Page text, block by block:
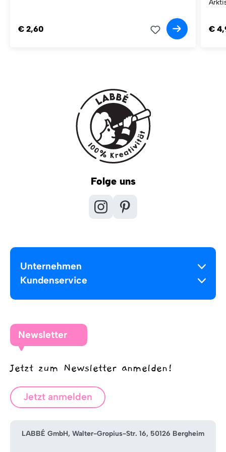
€ 2,60 €
Folge uns
Unternehmen
Kundenservice
Newsletter
Jetzt zum Newsletter anmelden!
Jetzt anmelden
LABBÉ GmbH, Walter-Gropius-Str. 16, 50126 Bergheim